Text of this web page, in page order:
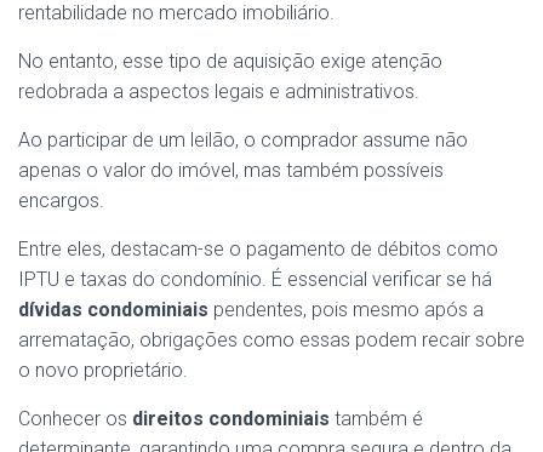
rentabilidade no mercado imobiliário.
No entanto, esse tipo de aquisição exige atenção
redobrada a aspectos legais e administrativos.
Ao participar de um leilão, o comprador assume não
apenas o valor do imóvel, mas também possíveis
encargos.
Entre eles, destacam-se o pagamento de débitos como
IPTU e taxas do condomínio. É essencial verificar se há
dívidas condominiais pendentes, pois mesmo após a
arrematação, obrigações como essas podem recair sobre
o novo proprietário.
Conhecer os direitos condominiais também é